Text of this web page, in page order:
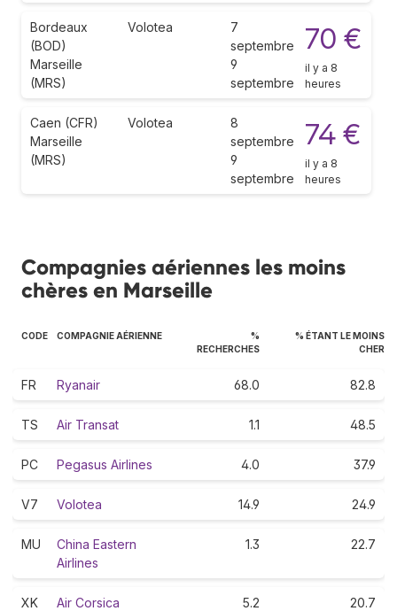
Bordeaux
(BOD)
Marseille
(MRS)
Volotea
7
septembre
9
septembre
70 €
il y a 8
heures
Caen (CFR)
Marseille
(MRS)
Volotea
8
septembre
9
septembre
74 €
il y a 8
heures
Compagnies aériennes les moins
chères en Marseille
CODE COMPAGNIE AÉRIENNE
%
RECHERCHES
% ÉTANT LE MOINS
CHER
FR Ryanair 68.0 82.8
TS Air Transat 1.1 48.5
PC Pegasus Airlines 4.0 37.9
V7 Volotea 14.9 24.9
MU
China Eastern
Airlines
1.3 22.7
XK Air Corsica 5.2 20.7